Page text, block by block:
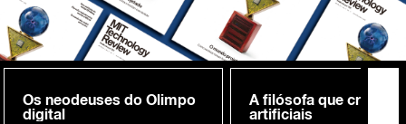
Os neodeuses do Olimpo
digital
A filósofa que cria
artificiais